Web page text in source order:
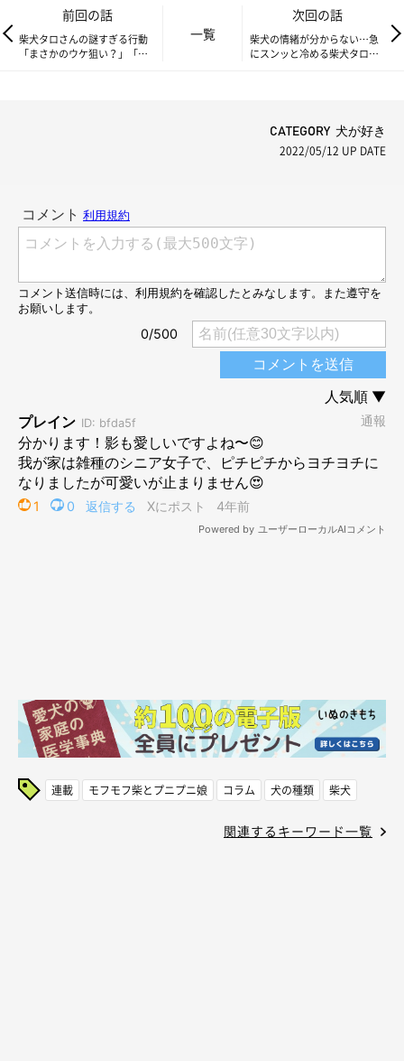
前回の話
柴犬タロさんの謎すぎる行動
「まさかのウケ狙い？」「犬
一覧
次回の話
柴犬の情緒が分からない…急
にスンッと冷める柴犬タロさ
CATEGORY 犬が好き
2022/05/12 UP DATE
連載 モフモフ柴とプニプニ娘 コラム 犬の種類 柴犬
関連するキーワード一覧